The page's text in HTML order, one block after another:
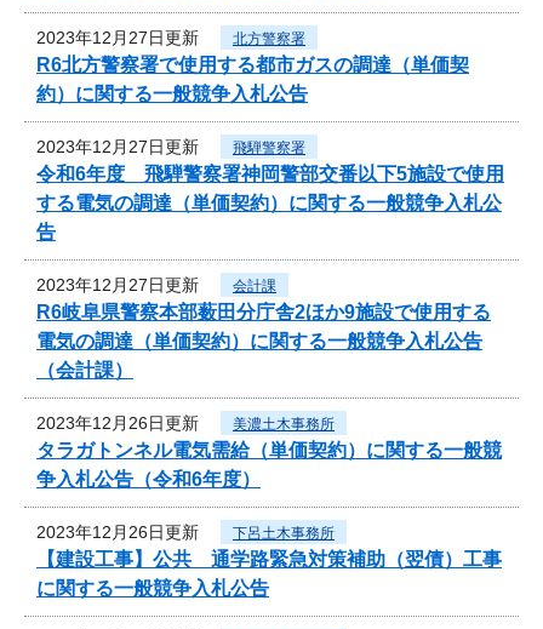
2023年12月27日更新 北方警察署
R6北方警察署で使用する都市ガスの調達（単価契
約）に関する一般競争入札公告
2023年12月27日更新 飛騨警察署
令和6年度 飛騨警察署神岡警部交番以下5施設で使用
する電気の調達（単価契約）に関する一般競争入札公
告
2023年12月27日更新 会計課
R6岐阜県警察本部薮田分庁舎2ほか9施設で使用する
電気の調達（単価契約）に関する一般競争入札公告
（会計課）
2023年12月26日更新 美濃土木事務所
タラガトンネル電気需給（単価契約）に関する一般競
争入札公告（令和6年度）
2023年12月26日更新 下呂土木事務所
【建設工事】公共 通学路緊急対策補助（翌債）工事
に関する一般競争入札公告